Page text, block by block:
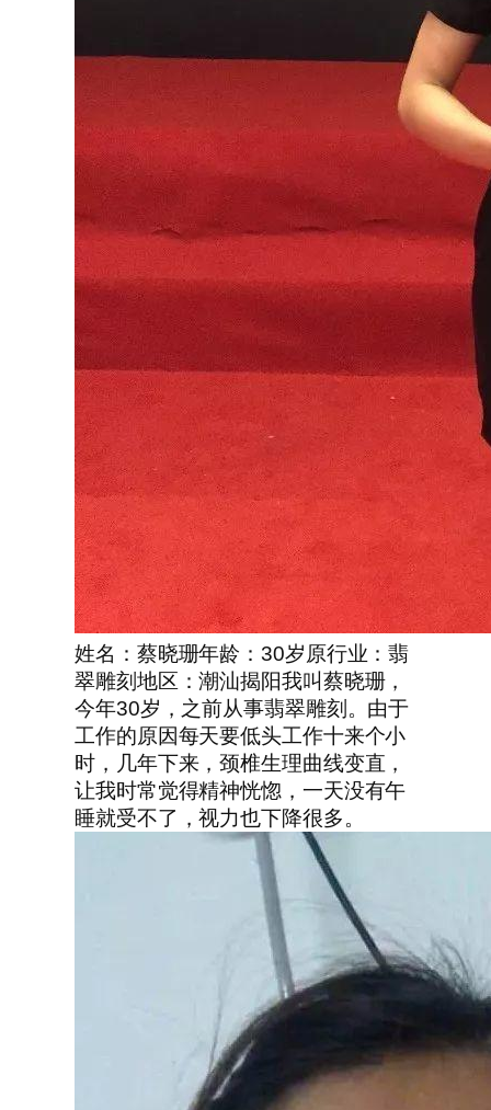
姓名：蔡晓珊年龄：30岁原行业：翡
翠雕刻地区：潮汕揭阳我叫蔡晓珊，
今年30岁，之前从事翡翠雕刻。由于
工作的原因每天要低头工作十来个小
时，几年下来，颈椎生理曲线变直，
让我时常觉得精神恍惚，一天没有午
睡就受不了，视力也下降很多。